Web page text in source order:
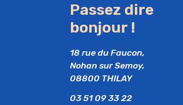
Passez dire
bonjour !
18 rue du Faucon,
Nohan sur Semoy,
08800 THILAY
03 51 09 33 22